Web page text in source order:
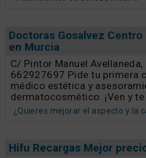
Doctoras Gosalvez
en Murcia
C/ Pintor Manuel
662927697 Pide tu primera
médico estética y
dermatocosmético. ¡Ven y
¿Quieres mejorar el aspecto y la
Hifu Recargas Mejor